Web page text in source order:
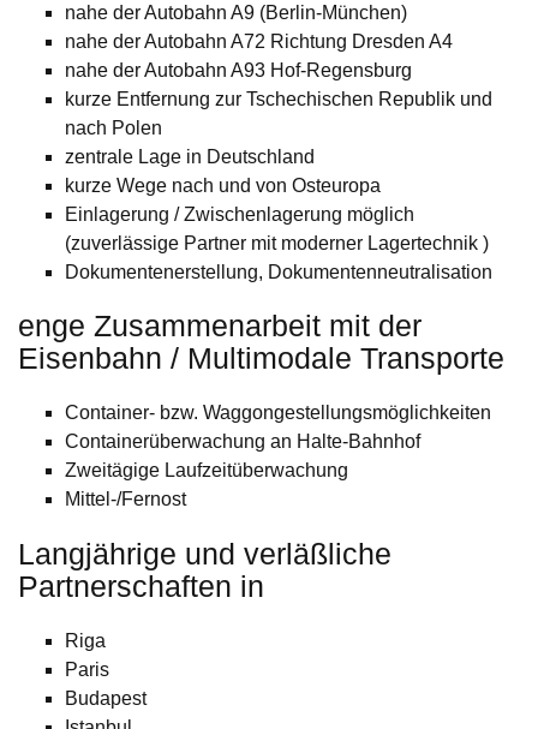
nahe der Autobahn A9 (Berlin-München)
nahe der Autobahn A72 Richtung Dresden A4
nahe der Autobahn A93 Hof-Regensburg
kurze Entfernung zur Tschechischen Republik und
nach Polen
zentrale Lage in Deutschland
kurze Wege nach und von Osteuropa
Einlagerung / Zwischenlagerung möglich
(zuverlässige Partner mit moderner Lagertechnik )
Dokumentenerstellung, Dokumentenneutralisation
enge Zusammenarbeit mit der
Eisenbahn / Multimodale Transporte
Container- bzw. Waggongestellungsmöglichkeiten
Containerüberwachung an Halte-Bahnhof
Zweitägige Laufzeitüberwachung
Mittel-/Fernost
Langjährige und verläßliche
Partnerschaften in
Riga
Paris
Budapest